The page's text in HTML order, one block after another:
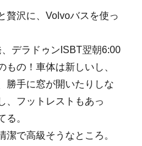
贅沢に、Volvoバスを使っ
デラドゥンISBT翌朝6:00
もの！車体は新しいし、
勝手に窓が開いたりしな
、フットレストもあっ
る。
潔で高級そうなところ。